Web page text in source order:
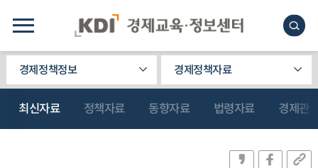
경제정책정보 경제정책자료
최신자료 정책자료 동향자료 법령자료 경제관